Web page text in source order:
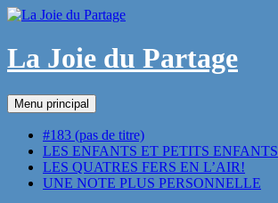
Aller
contenu
La Joie du Partage
Recherche
Menu principal
#183 (pas de titre)
LES ENFANTS ET PETITS ENFANTS
LES QUATRES FERS EN L’AIR!
UNE NOTE PLUS PERSONNELLE